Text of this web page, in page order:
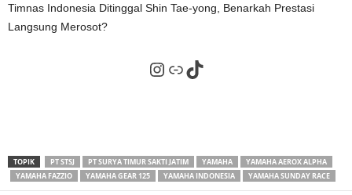
Timnas Indonesia Ditinggal Shin Tae-yong, Benarkah Prestasi
Langsung Merosot?
Instagram
Tautan
TikTok
TOPIK PT STSJ PT SURYA TIMUR SAKTI JATIM YAMAHA
YAMAHA AEROX ALPHA
YAMAHA FAZZIO
YAMAHA GEAR 125 YAMAHA INDONESIA YAMAHA SUNDAY RACE